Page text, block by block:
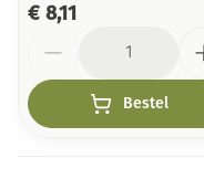
€ 8,11
Bestel